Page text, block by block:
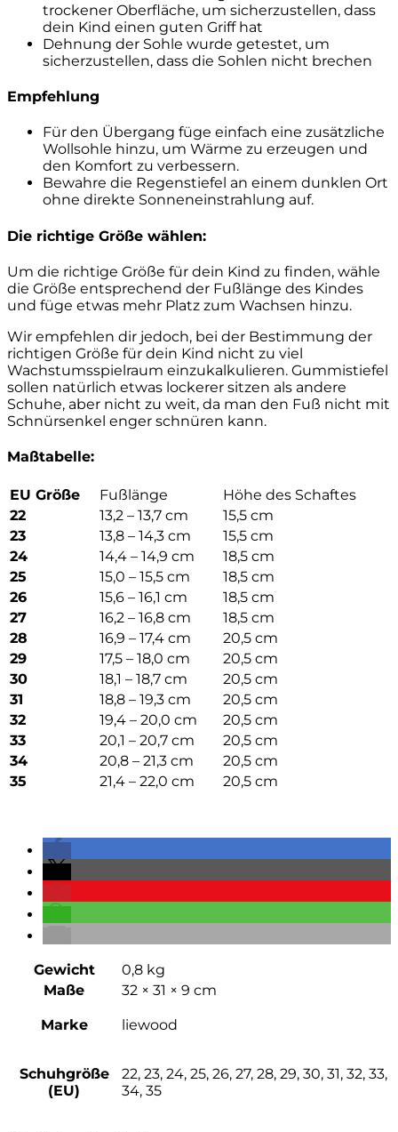
trockener Oberfläche, um sicherzustellen, dass
dein Kind einen guten Griff hat
Dehnung der Sohle wurde getestet, um
sicherzustellen, dass die Sohlen nicht brechen
Empfehlung
Für den Übergang füge einfach eine zusätzliche
Wollsohle hinzu, um Wärme zu erzeugen und
den Komfort zu verbessern.
Bewahre die Regenstiefel an einem dunklen Ort
ohne direkte Sonneneinstrahlung auf.
Die richtige Größe wählen:
Um die richtige Größe für dein Kind zu finden, wähle
die Größe entsprechend der Fußlänge des Kindes
und füge etwas mehr Platz zum Wachsen hinzu.
Wir empfehlen dir jedoch, bei der Bestimmung der
richtigen Größe für dein Kind nicht zu viel
Wachstumsspielraum einzukalkulieren. Gummistiefel
sollen natürlich etwas lockerer sitzen als andere
Schuhe, aber nicht zu weit, da man den Fuß nicht mit
Schnürsenkel enger schnüren kann.
Maßtabelle:
EU Größe Fußlänge
Höhe des Schaftes
22
13,2 – 13,7 cm
15,5 cm
23
13,8 – 14,3 cm
15,5 cm
24
14,4 – 14,9 cm
18,5 cm
25
15,0 – 15,5 cm
18,5 cm
26
15,6 – 16,1 cm
18,5 cm
27
16,2 – 16,8 cm
18,5 cm
28
16,9 – 17,4 cm
20,5 cm
29
17,5 – 18,0 cm
20,5 cm
30
18,1 – 18,7 cm
20,5 cm
31
18,8 – 19,3 cm
20,5 cm
32
19,4 – 20,0 cm
20,5 cm
33
20,1 – 20,7 cm
20,5 cm
34
20,8 – 21,3 cm
20,5 cm
35
21,4 – 22,0 cm 20,5 cm
Gewicht
0,8 kg
Maße
32 × 31 × 9 cm
Marke liewood
Schuhgröße
(EU)
22, 23, 24, 25, 26, 27, 28, 29, 30, 31, 32, 33,
34, 35